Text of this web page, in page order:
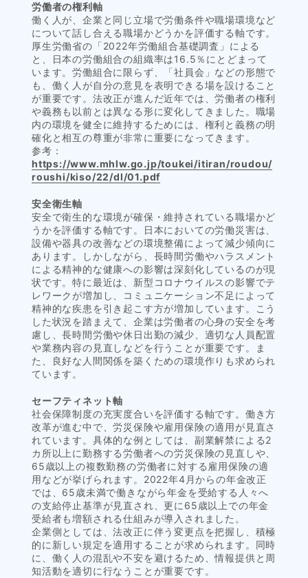
労働者の権利軸
働く人が、企業と同じ立場で労働条件や職場環境など
について話し合える職場かどうかを評価する軸です。
厚生労働省の「2022年労働組合基礎調査」による
と、日本の労働組合の組織率は16.5％にとどまって
います。労働組合に限らず、「社員会」などの形態で
も、働く人が自分の意見を表明できる場を設けること
が重要です。法改正が進んだ近年では、労働者の権利
や義務も以前とは異なる形に変化してきました。職場
内の環境を健全に維持するためには、権利と義務の明
確化と相互の尊重が非常に重要になってきます。
参考：
https://www.mhlw.go.jp/toukei/itiran/roudou/
roushi/kiso/22/dl/01.pdf
安全衛生軸
安全で衛生的な環境が確保・維持されている職場かど
うかを評価する軸です。日本においての労働災害は、
設備や器具の改善などの環境整備によって減少傾向に
あります。しかしながら、長時間労働やハラスメント
による精神的な健康への影響は深刻化しているのが現
状です。特に最近は、新型コロナウイルスの影響でテ
レワークが増加し、コミュニケーション不足によって
精神的な疾患を引き起こす方が増加しています。こう
した状況を踏まえて、企業は労働者の心身の安全を考
慮し、長時間労働や休日出勤の減少、適切な人員配置
や業務内容の見直しなどを行うことが重要です。ま
た、良好な人間関係を築くための環境作りも求められ
ています。
セーフティネット軸
社会保障制度の充実度合いを評価する軸です。働き方
改革が進む中で、労災保険や雇用保険の適用が見直さ
れています。具体的な例としては、副業解禁による2
カ所以上に勤務する労働者への労災保険の見直しや、
65歳以上の複数勤務の労働者に対する雇用保険の適
用などが挙げられます。2022年4月からの年金改正
では、65歳未満で働きながら年金を受給する人々へ
の支給停止基準が見直され、更に65歳以上での年金
受給者も増額される仕組みが導入されました。
企業側としては、法改正に伴う変更点を把握し、積極
的に新しい規定を適用することが求められます。同時
に、働く人の混乱や不安を避けるため、情報提供と周
知活動を適切に行なうことが重要です。